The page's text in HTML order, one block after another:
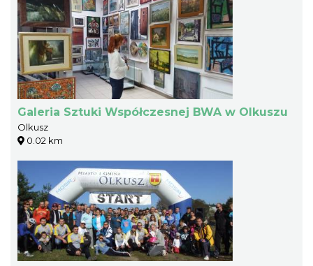
Galeria Sztuki Współczesnej BWA w Olkuszu
Olkusz
0.02 km